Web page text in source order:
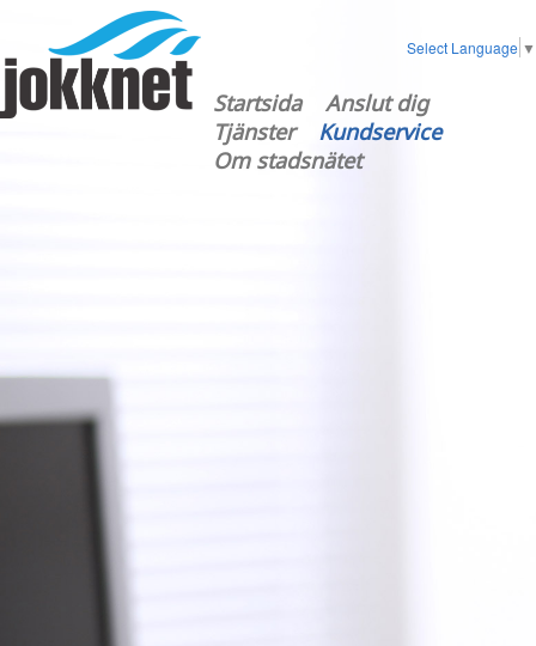
Startsida
Anslut dig
Tjänster
Kundservice
Om stadsnätet
Select Language ▼